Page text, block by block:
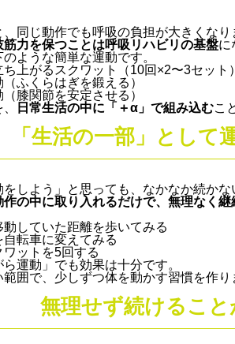
同じ動作でも呼吸の負担が大きくなり
筋力を保つことは呼吸リハビリの基盤に
ような簡単な運動です。
上がるスクワット（10回×2〜3セット）
ふくらはぎを鍛える）
膝関節を安定させる）
日常生活の中に「＋α」で組み込むこ
「生活の一部」として
しよう」と思っても、なかなか続かな
作の中に取り入れるだけで、無理なく継
していた距離を歩いてみる
転車に変えてみる
ットを5回する
運動」でも効果は十分です。
囲で、少しずつ体を動かす習慣を作り
無理せず続けるこ